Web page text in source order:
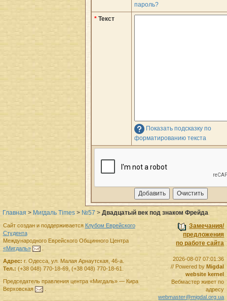
пароль?
* Текст
Показать подсказку по
форматированию текста
Главная > Мигдаль Times > №57 > Двадцатый век под знаком Фрейда
Замечания/
предложения
по работе сайта
2026-08-07 07:01:36
// Powered by Migdal
website kernel
Вебмастер живет по
адресу
webmaster@migdal.org.ua
Сайт создан и поддерживается Клубом Еврейского
Студента
Международного Еврейского Общинного Центра
«Мигдаль»
.
Адрес: г. Одесса, ул. Малая Арнаутская, 46-а.
Тел.: (+38 048) 770-18-69, (+38 048) 770-18-61.
Председатель правленияцентра «Мигдаль»— Кира
Верховская
.